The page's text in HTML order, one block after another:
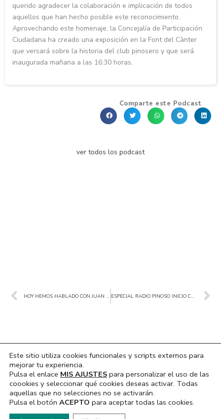
querido agradecer la colaboración e implicación de todos
aquellos que han hecho posible este reconocimiento.
Aprovechando este homenaje, la Concejalía de Participación
Ciudadana ha creado una exposición en la Font del Cànter
que versará sobre la historia del club pinosero y que será
inaugurada mañana a las 16:30 horas.
Comparte este Podcast
ver todos los podcast
Ant HOY HEMOS HABLADO CON JUAN A. ROBLES BARBA SOBRE SU LIBRO ESPECIAL RADIO PINOSO INICIO CURSO ESCOLAR 2025/2026
NOTICIAS
Actualidad
FIESTAS BARRIO SANTA
CATALINA 2024
RADIO
Emisión Directo
Podcast
Programación
Este sitio utiliza cookies funcionales y scripts externos para
mejorar tu experiencia.
Pulsa el enlace MIS AJUSTES para personalizar el uso de las
coookies y seleccionar qué cookies deseas activar. Todas
aquellas que no selecciones no se activarán.
Pulsa el botón ACEPTO para aceptar todas las cookies.
Hola, ¿En que podemos ayudarte?